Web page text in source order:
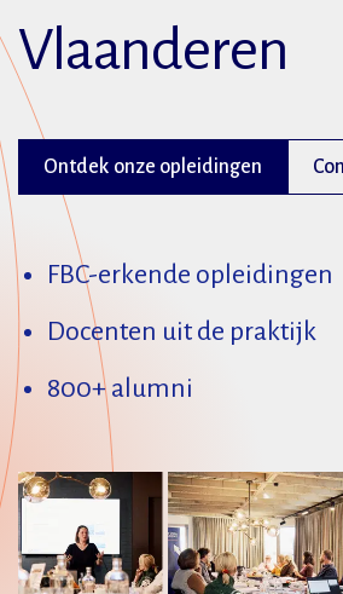
Vlaanderen
Ontdek onze opleidingen
FBC-erkende opleidingen
Docenten uit de praktijk
800+ alumni